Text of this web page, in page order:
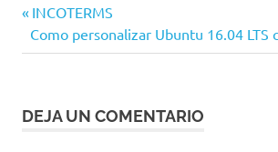
Navegación
de
Entrada
anterior:
INCOTERMS
Siguiente
entrada:
Como personalizar Ubuntu 16.04 LTS
DEJA UN COMENTARIO